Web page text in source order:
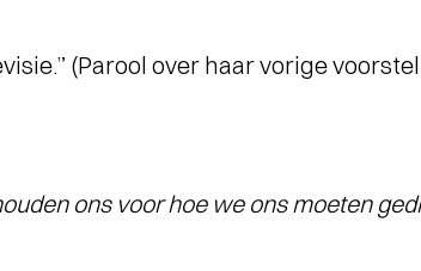
(Parool over haar vorige
ons voor hoe we ons moeten